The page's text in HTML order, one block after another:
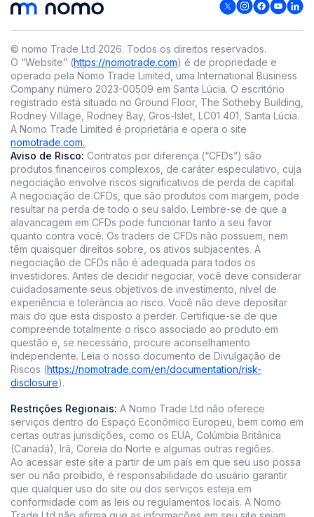
© nomo Trade Ltd 2026. Todos os direitos reservados.
O “Website” (https://nomotrade.com) é de propriedade e
operado pela Nomo Trade Limited, uma International Business
Company número 2023-00509 em Santa Lúcia. O escritório
registrado está situado no Ground Floor, The Sotheby Building,
Rodney Village, Rodney Bay, Gros-Islet, LC01 401, Santa Lúcia.
A Nomo Trade Limited é proprietária e opera o site
nomotrade.com.
Aviso de Risco: Contratos por diferença (“CFDs”) são
produtos financeiros complexos, de caráter especulativo, cuja
negociação envolve riscos significativos de perda de capital.
A negociação de CFDs, que são produtos com margem, pode
resultar na perda de todo o seu saldo. Lembre-se de que a
alavancagem em CFDs pode funcionar tanto a seu favor
quanto contra você. Os traders de CFDs não possuem, nem
têm quaisquer direitos sobre, os ativos subjacentes. A
negociação de CFDs não é adequada para todos os
investidores. Antes de decidir negociar, você deve considerar
cuidadosamente seus objetivos de investimento, nível de
experiência e tolerância ao risco. Você não deve depositar
mais do que está disposto a perder. Certifique-se de que
compreende totalmente o risco associado ao produto em
questão e, se necessário, procure aconselhamento
independente. Leia o nosso documento de Divulgação de
Riscos (https://nomotrade.com/en/documentation/risk-
disclosure).
Restrições Regionais: A Nomo Trade Ltd não oferece
serviços dentro do Espaço Económico Europeu, bem como em
certas outras jurisdições, como os EUA, Colúmbia Britânica
(Canadá), Irã, Coreia do Norte e algumas outras regiões.
Ao acessar este site a partir de um país em que seu uso possa
ser ou não proibido, é responsabilidade do usuário garantir
que qualquer uso do site ou dos serviços esteja em
conformidade com as leis ou regulamentos locais. A Nomo